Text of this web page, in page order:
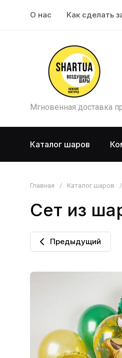
О нас Как сделать
Мгновенная доставка
Каталог шаров
Главная / Каталог шаров /
Сет из
Предыдущий